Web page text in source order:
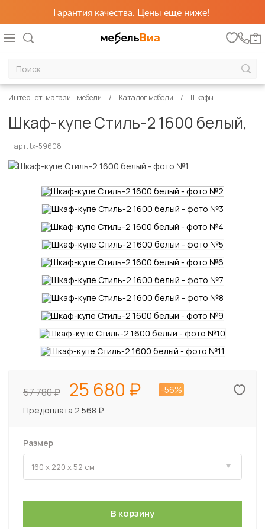
Гарантия качества. Цены еще ниже!
0
Интернет-магазин мебели Каталог мебели Шкафы
Шкаф-купе Стиль-2 1600 белый,
арт. tx-59608
57 780 25 680
-56%
Предоплата 2 568 ₽
Размер